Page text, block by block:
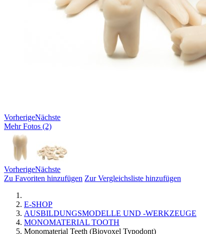
VorherigeNächste
Mehr Fotos (2)
VorherigeNächste
Zu Favoriten hinzufügen Zur Vergleichsliste hinzufügen
E-SHOP
AUSBILDUNGSMODELLE UND -WERKZEUGE
MONOMATERIAL TOOTH
Monomaterial Teeth (Biovoxel Typodont)